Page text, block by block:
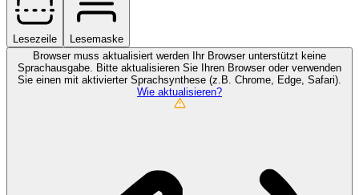
Lesezeile
Lesemaske
Browser muss aktualisiert werden
Ihr Browser unterstützt keine
Sprachausgabe. Bitte aktualisieren Sie Ihren Browser oder verwenden
Sie einen mit aktivierter Sprachsynthese (z.B. Chrome, Edge, Safari).
Wie aktualisieren?